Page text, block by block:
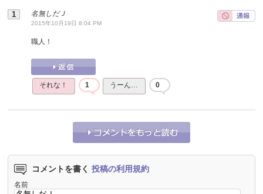
名無しだＪ
2015年10月19日 8:04 PM
職人！
それな！ 1 うーん… 0
コメントを書く 投稿の利用規約
名前